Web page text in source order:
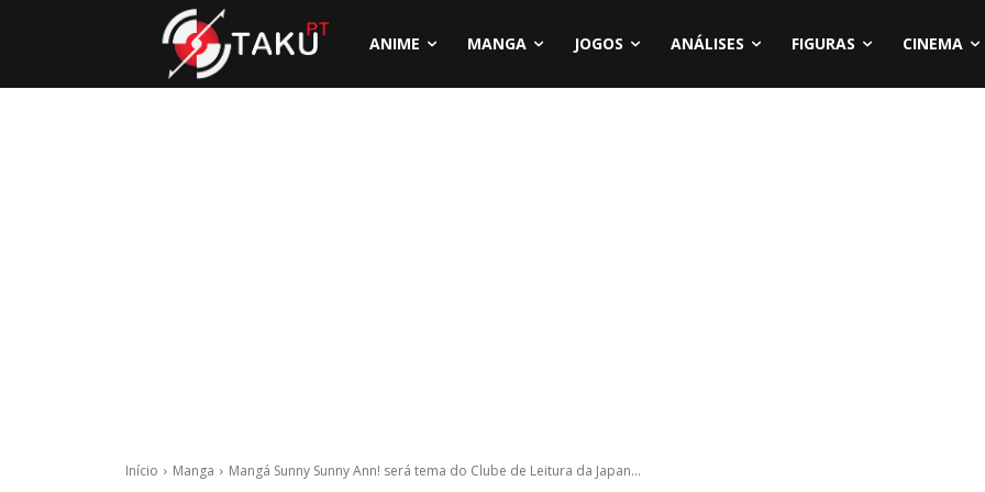
ANIME MANGA JOGOS ANÁLISES FIGURAS CINEMA
Início Manga Mangá Sunny Sunny Ann! será tema do Clube de Leitura da Japan...